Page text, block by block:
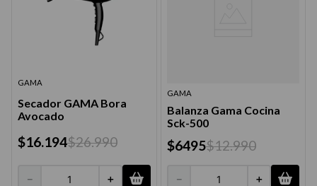
GAMA
Secador GAMA Bora
Avocado
$16.194$26.990
＋
－
GAMA
Balanza Gama Cocina
Sck-500
$6495$12.990
＋
－